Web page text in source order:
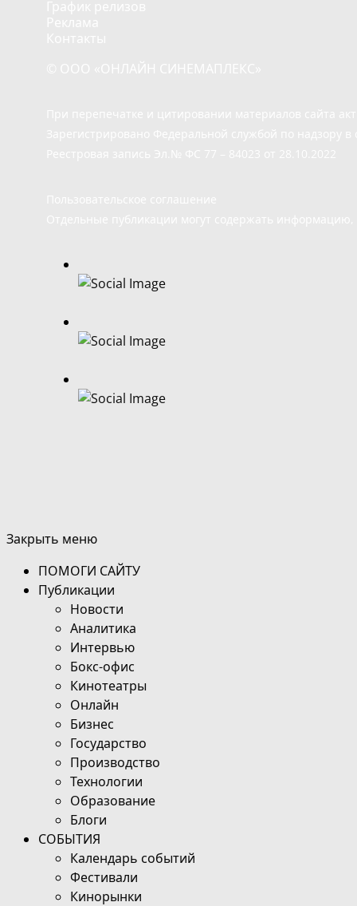
Закрыть меню
ПОМОГИ САЙТУ
Публикации
Новости
Аналитика
Интервью
Бокс-офис
Кинотеатры
Онлайн
Бизнес
Государство
Производство
Технологии
Образование
Блоги
СОБЫТИЯ
Календарь событий
Фестивали
Кинорынки